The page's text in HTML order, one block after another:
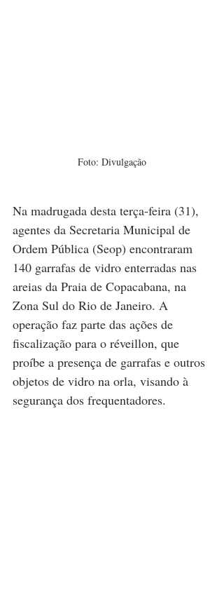
Foto: Divulgação
Na madrugada desta terça-feira (31),
agentes da Secretaria Municipal de
Ordem Pública (Seop) encontraram
140 garrafas de vidro enterradas nas
areias da Praia de Copacabana, na
Zona Sul do Rio de Janeiro. A
operação faz parte das ações de
fiscalização para o réveillon, que
proíbe a presença de garrafas e outros
objetos de vidro na orla, visando à
segurança dos frequentadores.